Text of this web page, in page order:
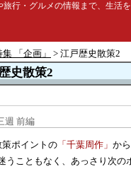
行・グルメの情報まで、生活
集 「企画」 > 江戸歴史散策2
史散策2
週 前編
策ポイントの 「千葉周作」 か
うこともなく、あっさり次の